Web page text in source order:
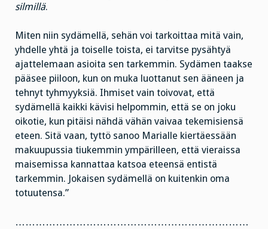
silmillä.
Miten niin sydämellä, sehän voi tarkoittaa mitä vain,
yhdelle yhtä ja toiselle toista, ei tarvitse pysähtyä
ajattelemaan asioita sen tarkemmin. Sydämen taakse
pääsee piiloon, kun on muka luottanut sen ääneen ja
tehnyt tyhmyyksiä. Ihmiset vain toivovat, että
sydämellä kaikki kävisi helpommin, että se on joku
oikotie, kun pitäisi nähdä vähän vaivaa tekemisiensä
eteen. Sitä vaan, tyttö sanoo Marialle kiertäessään
makuupussia tiukemmin ympärilleen, että vieraissa
maisemissa kannattaa katsoa eteensä entistä
tarkemmin. Jokaisen sydämellä on kuitenkin oma
totuutensa.”
……………………………………………………………